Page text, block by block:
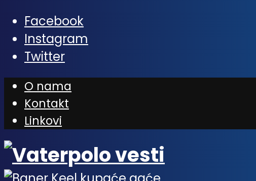
Facebook
Instagram
Twitter
O nama
Kontakt
Linkovi